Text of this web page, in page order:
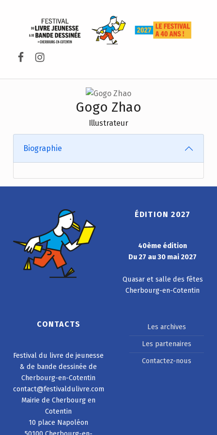
Facebook
Instagram
Gogo Zhao
Illustrateur
Biographie
ÉDITION 2027
40ème édition
Du 27 au 30 mai 2027
Quasar et salle des fêtes
Cherbourg-en-Cotentin
CONTACTS
Festival du livre de jeunesse
& de bande dessinée de
Cherbourg-en-Cotentin
contact@festivaldulivre.com
Mairie de Cherbourg en
Cotentin
10 place Napoléon
Les archives
Les partenaires
Contactez-nous